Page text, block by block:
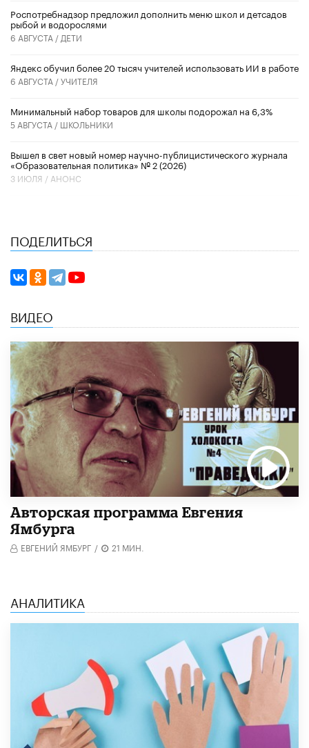
Роспотребнадзор предложил дополнить меню школ и детсадов
рыбой и водорослями
6 АВГУСТА / ДЕТИ
​Яндекс обучил более 20 тысяч учителей использовать ИИ в работе
6 АВГУСТА /УЧИТЕЛЯ
Минимальный набор товаров для школы подорожал на 6,3%
5 АВГУСТА / ШКОЛЬНИКИ
Вышел в свет новый номер научно-публицистического журнала
«Образовательная политика» № 2 (2026)
3 ИЮЛЯ / АНОНС
ПОДЕЛИТЬСЯ
ВИДЕО
Авторская программа Евгения
Ямбурга
ЕВГЕНИЙ ЯМБУРГ / 21 МИН.
АНАЛИТИКА